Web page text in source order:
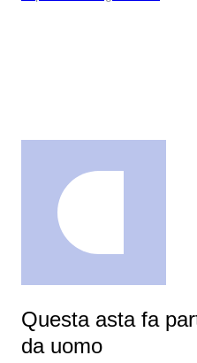
Questa asta fa
da uomo